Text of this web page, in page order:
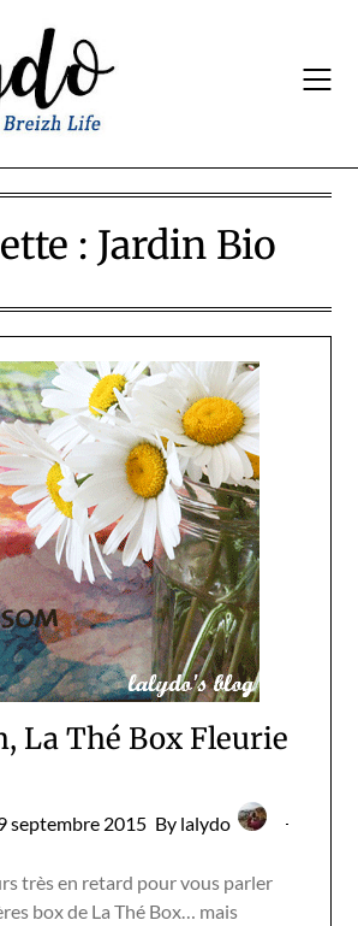
: Jardin Bio
La Thé Box Fleurie
septembre 2015 By lalydo
très en retard pour vous parler
box de La Thé Box… mais